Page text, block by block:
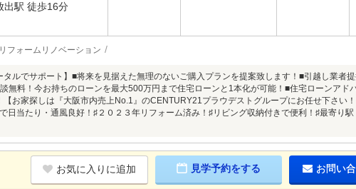
出駅 徒歩16分
リフォームリノベーション
タルでサポート】■将来を見据えた無理のないご購入プランを提案致します！■引越し業者
無料！今お持ちのローンを最大500万円まで住宅ローンと1本化が可能！■住宅ローンアド
お家探しは『大阪市内売上No.1』のCENTURY21プラウデストグループにお任せ下さい
当たり・通風良好！♯２０２３年リフォーム済み！♯リビング収納付きで便利！♯最寄り駅
お気に入りに追加 見学予約をする お問い